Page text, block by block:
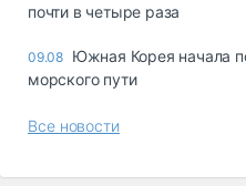
почти в четыре раза
09.08 Южная Корея начала
морского пути
Все новости